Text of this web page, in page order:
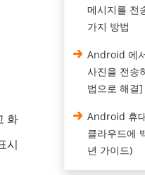
화
시
메시지를 전
가지 방법
Android 에
사진을 전송
법으로 해결]
Android 휴
클라우드에
년 가이드)